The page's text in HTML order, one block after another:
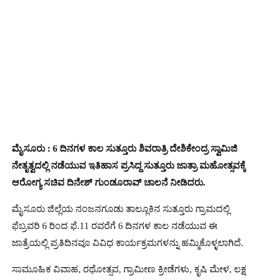
ಮೈಸೂರು : 6 ದಿನಗಳ ಕಾಲ ಸುತ್ತೂರು ಶಿವರಾತ್ರಿ ದೇಶಿಕೇಂದ್ರ ಸ್ವಾಮಿಜಿ
ನೇತೃತ್ವದಲ್ಲಿ ನಡೆಯುವ ಇತಿಹಾಸ ಪ್ರಸಿದ್ದ ಸುತ್ತೂರು ಜಾತ್ರಾ ಮಹೋತ್ಸವಕ್ಕೆ
ಆರೋಗ್ಯ ಸಚಿವ ದಿನೇಶ್ ಗುಂಡೂರಾವ್ ಚಾಲನೆ ನೀಡಿದರು.
ಮೈಸೂರು ಜಿಲ್ಲೆಯ ನಂಜನಗೂಡು ತಾಲ್ಲೂಕಿನ ಸುತ್ತೂರು ಗ್ರಾಮದಲ್ಲಿ
ಫೆಬ್ರವರಿ 6 ರಿಂದ ಫೆ.11 ರವರೆಗೆ 6 ದಿನಗಳ ಕಾಲ ನಡೆಯುವ ಈ
ಜಾತ್ರೆಯಲ್ಲಿ ಪ್ರತಿದಿನವೂ ವಿವಿಧ ಕಾರ್ಯಕ್ರಮಗಳನ್ನು ಹಮ್ಮಿಕೊಳ್ಳಲಾಗಿದೆ.
ಸಾಮೂಹಿಕ ವಿವಾಹ, ರಥೋತ್ಸವ, ಗ್ರಾಮೀಣ ಕ್ರೀಡೆಗಳು, ಕೃಷಿ ಮೇಳ, ಲಕ್ಷ